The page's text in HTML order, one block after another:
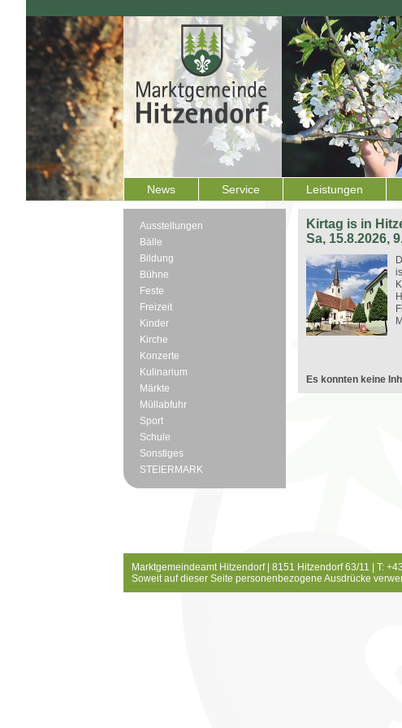
News Service Leistungen
Ausstellungen
Bälle
Bildung
Bühne
Feste
Freizeit
Kinder
Kirche
Konzerte
Kulinarium
Märkte
Müllabfuhr
Sport
Schule
Sonstiges
STEIERMARK
Kirtag is in
Sa, 15.8.2026,
Es konnten keine
Marktgemeindeamt Hitzendorf | 8151 Hitzendorf 63/11 | T:
Soweit auf dieser Seite personenbezogene Ausdrücke